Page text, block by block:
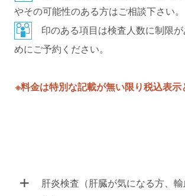
やその可能性のある方はご相談下さい。
印のある項目は検査人数に制限
めにご予約ください。
※料金は特別な記載が無い限り税込表示
+
肝炎検査（肝臓が気になる方、